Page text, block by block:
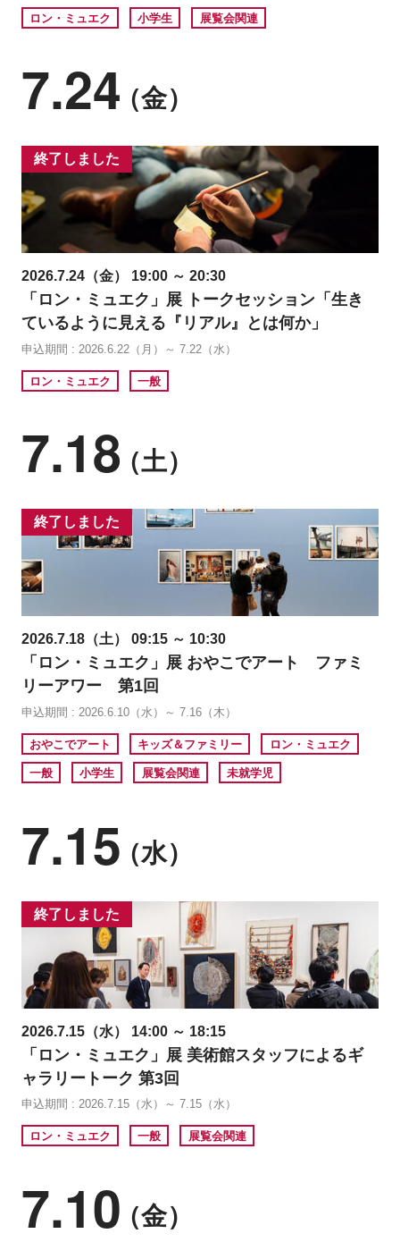
ロン・ミュエク 小学生 展覧会関連
7.24（金）
終了しました
2026.7.24（金） 19:00 ～ 20:30
「ロン・ミュエク」展 トークセッション「生き
ているように見える『リアル』とは何か」
申込期間 : 2026.6.22（月）～ 7.22（水）
ロン・ミュエク 一般
7.18（土）
終了しました
2026.7.18（土） 09:15 ～ 10:30
「ロン・ミュエク」展 おやこでアート ファミ
リーアワー 第1回
申込期間 : 2026.6.10（水）～ 7.16（木）
おやこでアート キッズ＆ファミリー ロン・ミュエク
一般 小学生 展覧会関連 未就学児
7.15（水）
終了しました
2026.7.15（水） 14:00 ～ 18:15
「ロン・ミュエク」展 美術館スタッフによるギ
ャラリートーク 第3回
申込期間 : 2026.7.15（水）～ 7.15（水）
ロン・ミュエク 一般 展覧会関連
7.10（金）